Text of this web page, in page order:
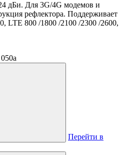
дБи. Для 3G/4G модемов и
рефлектора. Поддерживает
LTE 800 /1800 /2100 /2300 /2600,
050a
Перейти в